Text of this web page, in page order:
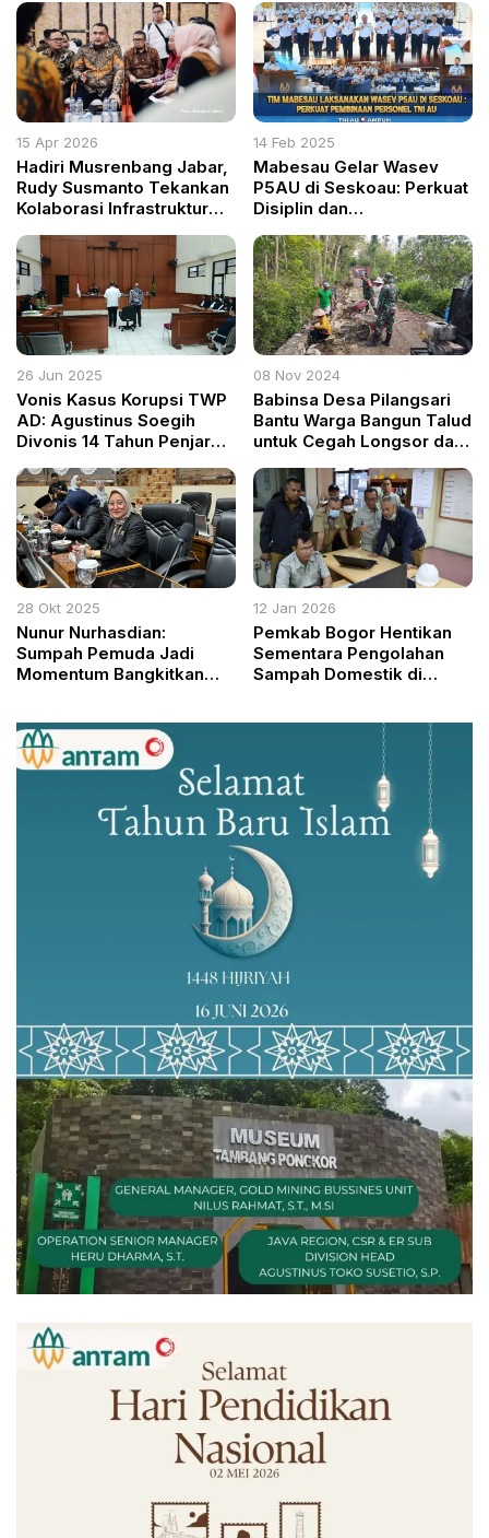
15 Apr 2026
Hadiri Musrenbang Jabar,
Rudy Susmanto Tekankan
Kolaborasi Infrastruktur
14 Feb 2025
Mabesau Gelar Wasev
P5AU di Seskoau: Perkuat
Disiplin dan
TNI AU
26 Jun 2025
Vonis Kasus Korupsi TWP
AD: Agustinus Soegih
Divonis 14 Tahun Penjara,
08 Nov 2024
Babinsa Desa Pilangsari
Bantu Warga Bangun Talud
untuk Cegah Longsor dan
28 Okt 2025
Nunur Nurhasdian:
Sumpah Pemuda Jadi
Momentum Bangkitkan
12 Jan 2026
Pemkab Bogor Hentikan
Sementara Pengolahan
Sampah Domestik di